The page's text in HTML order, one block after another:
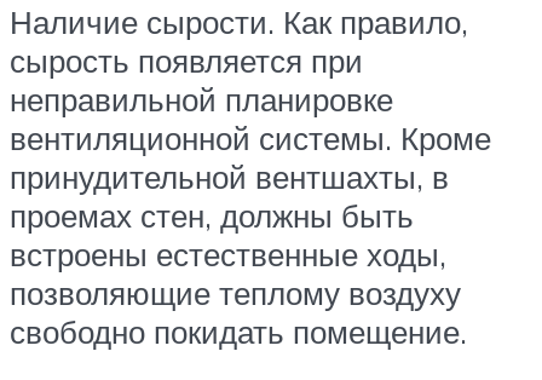
Наличие сырости. Как правило,
сырость появляется при
неправильной планировке
вентиляционной системы. Кроме
принудительной вентшахты, в
проемах стен, должны быть
встроены естественные ходы,
позволяющие теплому воздуху
свободно покидать помещение.